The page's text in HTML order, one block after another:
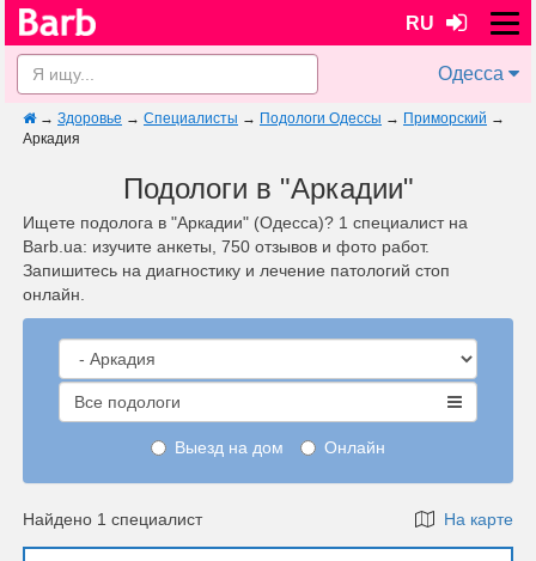
RU
Одесса
→ Здоровье → Специалисты → Подологи Одессы → Приморский →
Аркадия
Подологи в "Аркадии"
Ищете подолога в "Аркадии" (Одесса)? 1 специалист на
Barb.ua: изучите анкеты, 750 отзывов и фото работ.
Запишитесь на диагностику и лечение патологий стоп
онлайн.
Все подологи
Выезд на дом Онлайн
Найдено 1 специалист На карте